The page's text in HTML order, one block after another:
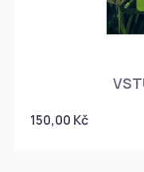
150,00 Kč